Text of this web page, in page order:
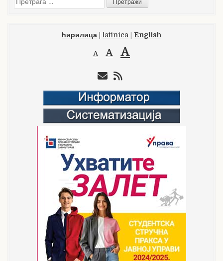
за:
ћирилица latinica English
A A A